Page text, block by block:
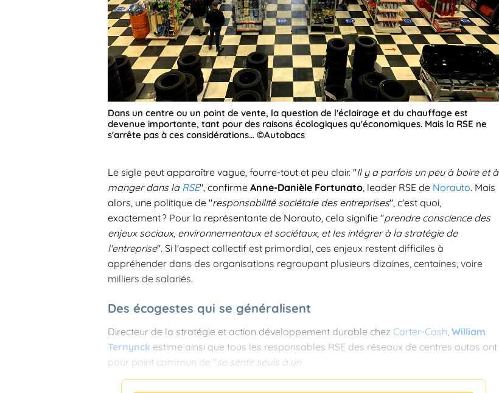
Dans un centre ou un point de vente, la question de l'éclairage et du chauffage est
devenue importante, tant pour des raisons écologiques qu'économiques. Mais la RSE ne
s'arrête pas à ces considérations… ©Autobacs
Le sigle peut apparaître vague, fourre-tout et peu clair. "Il y a parfois un peu à boire et à
manger dans la RSE", confirme Anne-Danièle Fortunato, leader RSE de Norauto. Mais
alors, une politique de "responsabilité sociétale des entreprises", c'est quoi,
exactement ? Pour la représentante de Norauto, cela signifie "prendre conscience des
enjeux sociaux, environnementaux et sociétaux, et les intégrer à la stratégie de
l'entreprise". Si l'aspect collectif est primordial, ces enjeux restent difficiles à
appréhender dans des organisations regroupant plusieurs dizaines, centaines, voire
milliers de salariés.
Des écogestes qui se généralisent
Directeur de la stratégie et action développement durable chez Carter-Cash, William
Ternynck estime ainsi que tous les responsables RSE des réseaux de centres autos ont
pour point commun de "se sentir seuls à un